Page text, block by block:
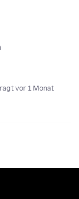
vor 1 Monat